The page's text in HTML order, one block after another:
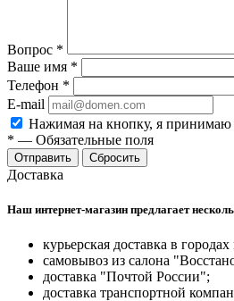
Вопрос *
Ваше имя *
Телефон *
E-mail
Нажимая на кнопку, я принимаю
* — Обязательные поля
Отправить Сбросить
Доставка
Наш интернет-магазин предлагает
курьерская доставка в
самовывоз из салона
доставка "Почтой России";
доставка транспортной